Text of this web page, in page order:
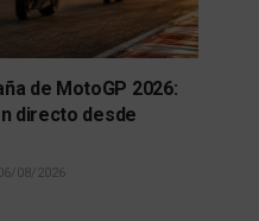
de MotoGP 2026:
directo desde
08/2026